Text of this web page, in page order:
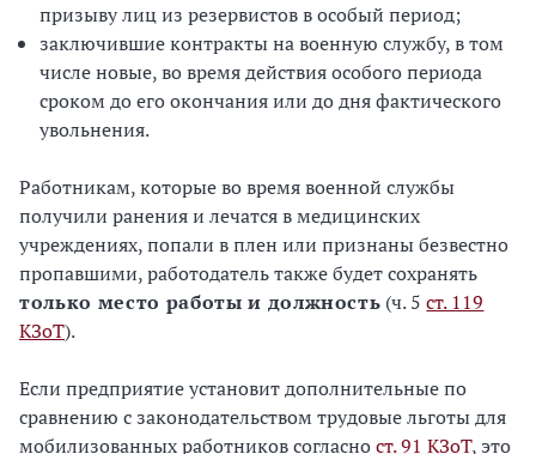
призыву лиц из резервистов в особый период;
заключившие контракты на военную службу, в том
числе новые, во время действия особого периода
сроком до его окончания или до дня фактического
увольнения.
Работникам, которые во время военной службы
получили ранения и лечатся в медицинских
учреждениях, попали в плен или признаны безвестно
пропавшими, работодатель также будет сохранять
только место работы и должность (ч. 5ст. 119
КЗоТ).
Если предприятие установит дополнительные по
сравнению с законодательством трудовые льготы для
мобилизованных работников согласност. 91 КЗоТ, это